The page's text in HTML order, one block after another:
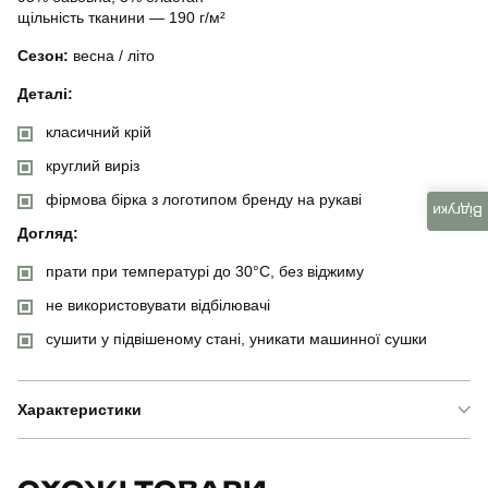
щільність тканини — 190 г/м²
Сезон: весна / літо
Деталі:
класичний крій
круглий виріз
фірмова бірка з логотипом бренду на рукаві
Догляд:
прати при температурі до 30°C, без віджиму
не використовувати відбілювачі
сушити у підвішеному стані, уникати машинної сушки
Характеристики
Відгуки